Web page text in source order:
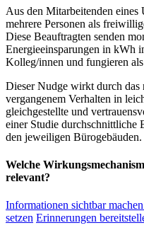
Aus den Mitarbeitenden eines
mehrere Personen als
Diese Beauftragten senden
Energieeinsparungen in kWh
Kolleg/innen und fungieren
Dieser Nudge wirkt durch das
vergangenem Verhalten in
gleichgestellte und
einer Studie durchschnittliche
den jeweiligen Bürogebäuden.
Welche
relevant?
Informationen sichtbar
setzen Erinnerungen